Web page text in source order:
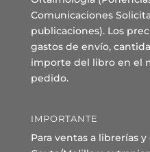
Comunicaciones
publicaciones). Los
gastos de envío,
importe del libro en el
pedido.
IMPORTANTE
Para ventas a librerías y